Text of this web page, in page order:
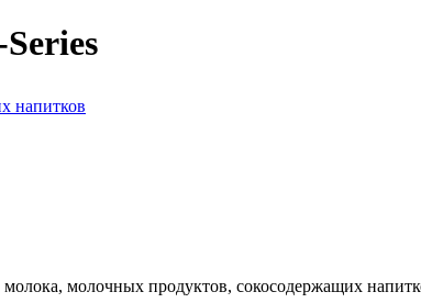
молочных продуктов, сокосодержащих